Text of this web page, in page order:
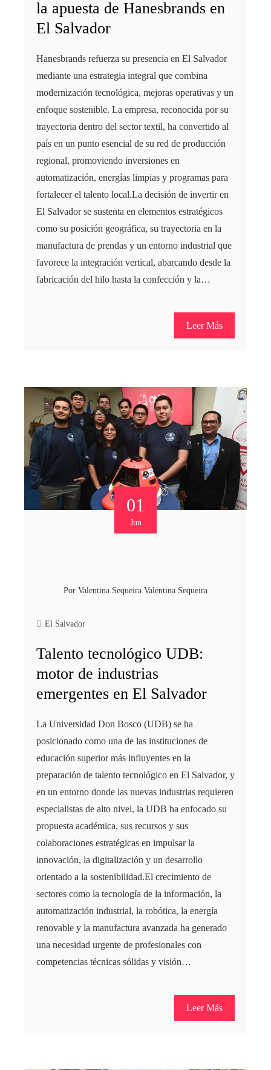
la apuesta de Hanesbrands en
El Salvador
Hanesbrands refuerza su presencia en El Salvador
mediante una estrategia integral que combina
modernización tecnológica, mejoras operativas y un
enfoque sostenible. La empresa, reconocida por su
trayectoria dentro del sector textil, ha convertido al
país en un punto esencial de su red de producción
regional, promoviendo inversiones en
automatización, energías limpias y programas para
fortalecer el talento local.La decisión de invertir en
El Salvador se sustenta en elementos estratégicos
como su posición geográfica, su trayectoria en la
manufactura de prendas y un entorno industrial que
favorece la integración vertical, abarcando desde la
fabricación del hilo hasta la confección y la…
Leer Más
01
Jun
Por Valentina Sequeira Valentina Sequeira
El Salvador
Talento tecnológico UDB:
motor de industrias
emergentes en El Salvador
La Universidad Don Bosco (UDB) se ha
posicionado como una de las instituciones de
educación superior más influyentes en la
preparación de talento tecnológico en El Salvador, y
en un entorno donde las nuevas industrias requieren
especialistas de alto nivel, la UDB ha enfocado su
propuesta académica, sus recursos y sus
colaboraciones estratégicas en impulsar la
innovación, la digitalización y un desarrollo
orientado a la sostenibilidad.El crecimiento de
sectores como la tecnología de la información, la
automatización industrial, la robótica, la energía
renovable y la manufactura avanzada ha generado
una necesidad urgente de profesionales con
competencias técnicas sólidas y visión…
Leer Más